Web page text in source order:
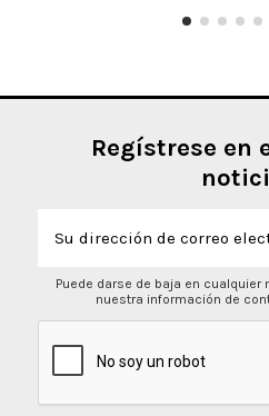
Regístrese en
Puede darse de baja en cualquier
nuestra información de